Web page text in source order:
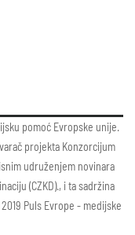
pomoć Evropske unije.
projekta Konzorcijum
udruženjem novinara
(CZKD)., i ta sadržina
Puls Evrope - medijske